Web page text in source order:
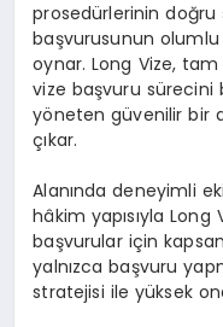
prosedürlerinin doğru
başvurusunun
oynar. Long Vize,
vize başvuru sürecini
yöneten güvenilir bir
çıkar.
Alanında deneyimli
hâkim yapısıyla
başvurular için
yalnızca başvuru
stratejisi ile yüksek